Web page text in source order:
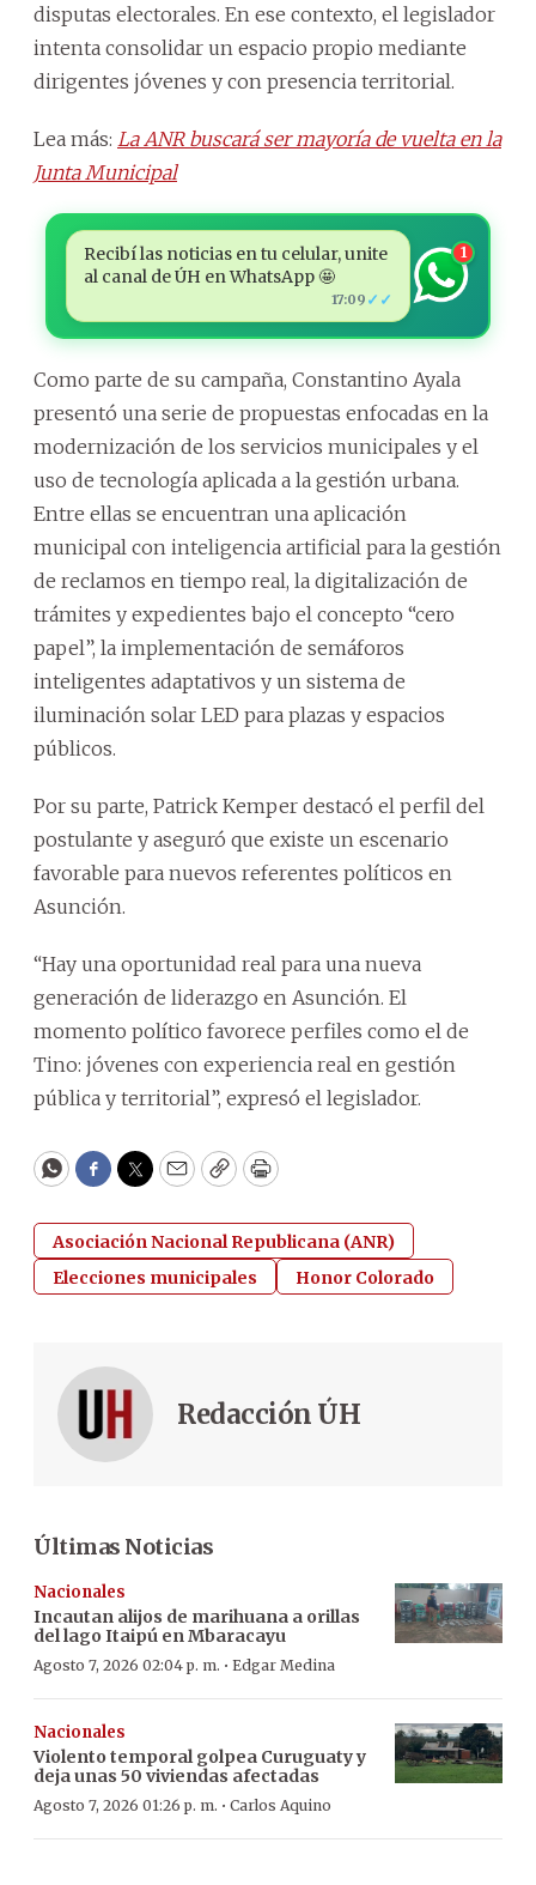
disputas electorales. En ese contexto, el legislador
intenta consolidar un espacio propio mediante
dirigentes jóvenes y con presencia territorial.
Lea más: La ANR buscará ser mayoría de vuelta en la
Junta Municipal
Recibí las noticias en tu celular, unite
al canal de ÚH en WhatsApp 🤩
17:09 ✓✓
1
Como parte de su campaña, Constantino Ayala
presentó una serie de propuestas enfocadas en la
modernización de los servicios municipales y el
uso de tecnología aplicada a la gestión urbana.
Entre ellas se encuentran una aplicación
municipal con inteligencia artificial para la gestión
de reclamos en tiempo real, la digitalización de
trámites y expedientes bajo el concepto “cero
papel”, la implementación de semáforos
inteligentes adaptativos y un sistema de
iluminación solar LED para plazas y espacios
públicos.
Por su parte, Patrick Kemper destacó el perfil del
postulante y aseguró que existe un escenario
favorable para nuevos referentes políticos en
Asunción.
“Hay una oportunidad real para una nueva
generación de liderazgo en Asunción. El
momento político favorece perfiles como el de
Tino: jóvenes con experiencia real en gestión
pública y territorial”, expresó el legislador.
WhatsApp
Facebook
Twitter
EmailCopyPrint
Asociación Nacional Republicana (ANR)
Elecciones municipales
Honor Colorado
Redacción ÚH
Últimas Noticias
Nacionales
Incautan alijos de marihuana a orillas
del lago Itaipú en Mbaracayu
Agosto 7, 2026 02:04 p. m. · Edgar Medina
Nacionales
Violento temporal golpea Curuguaty y
deja unas 50 viviendas afectadas
Agosto 7, 2026 01:26 p. m. · Carlos Aquino